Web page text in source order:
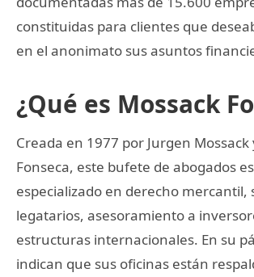
constituidas para clientes que
en el anonimato sus asuntos
¿Qué es Mossack
Creada en 1977 por Jurgen Mossack
Fonseca, este bufete de abogados
especializado en derecho mercantil,
legatarios, asesoramiento a
estructuras internacionales. En su
indican que sus oficinas están